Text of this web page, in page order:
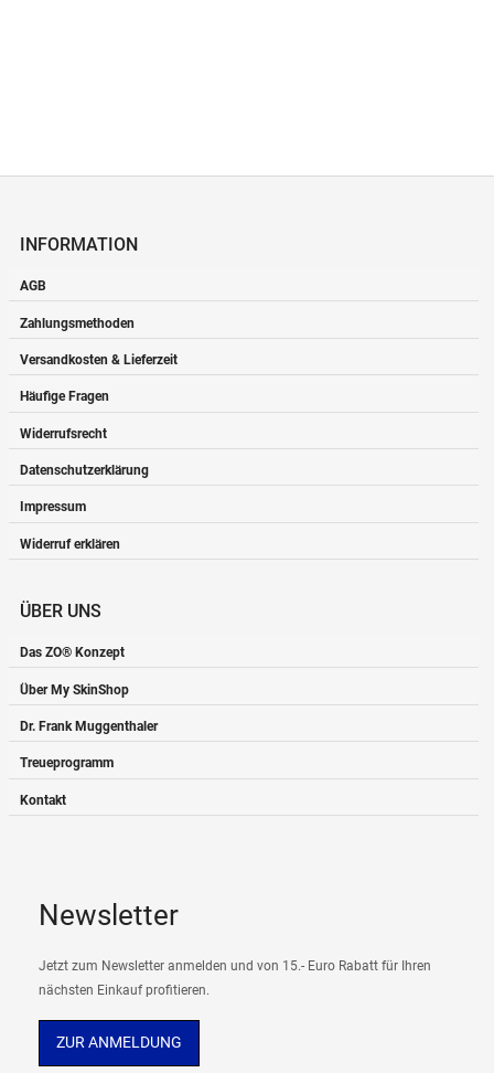
INFORMATION
AGB
Zahlungsmethoden
Versandkosten & Lieferzeit
Häufige Fragen
Widerrufsrecht
Datenschutzerklärung
Impressum
Widerruf erklären
ÜBER UNS
Das ZO® Konzept
Über My SkinShop
Dr. Frank Muggenthaler
Treueprogramm
Kontakt
Newsletter
Jetzt zum Newsletter anmelden und von 15.- Euro Rabatt für Ihren
nächsten Einkauf profitieren.
ZUR ANMELDUNG